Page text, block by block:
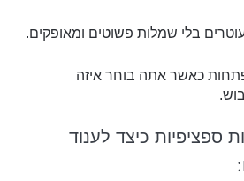
בלי שמלות פשוטים ומאופקים.
כאשר אתה בוחר איזה
ספציפיות כיצד לענוד